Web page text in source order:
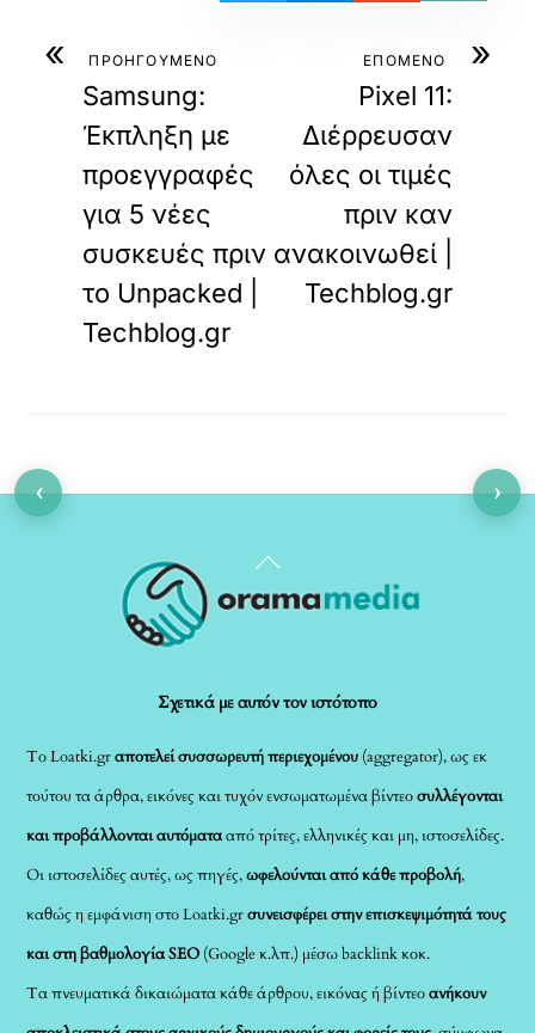
« ΠΡΟΗΓΟΥΜΕΝΟ
Samsung:
Έκπληξη με
προεγγραφές
για 5 νέες
συσκευές πριν
το Unpacked |
Techblog.gr
»
ΕΠΟΜΕΝΟ
Pixel 11:
Διέρρευσαν
όλες οι τιμές
πριν καν
ανακοινωθεί |
Techblog.gr
Back
To
Σχετικά με αυτόν τον ιστότοπο
Το Loatki.grαποτελεί συσσωρευτή περιεχομένου (aggregator), ως εκ
τούτου τα άρθρα, εικόνες και τυχόν ενσωματωμένα βίντεοσυλλέγονται
και προβάλλονται αυτόματααπό τρίτες, ελληνικές και μη, ιστοσελίδες.
Οι ιστοσελίδες αυτές, ως πηγές,ωφελούνται από κάθε προβολή,
καθώς η εμφάνιση στο Loatki.grσυνεισφέρει στην επισκεψιμότητά τους
και στη βαθμολογία SEO (Google κ.λπ.) μέσω backlink κοκ.
Τα πνευματικά δικαιώματα κάθε άρθρου, εικόνας ή βίντεοανήκουν
‹ ›